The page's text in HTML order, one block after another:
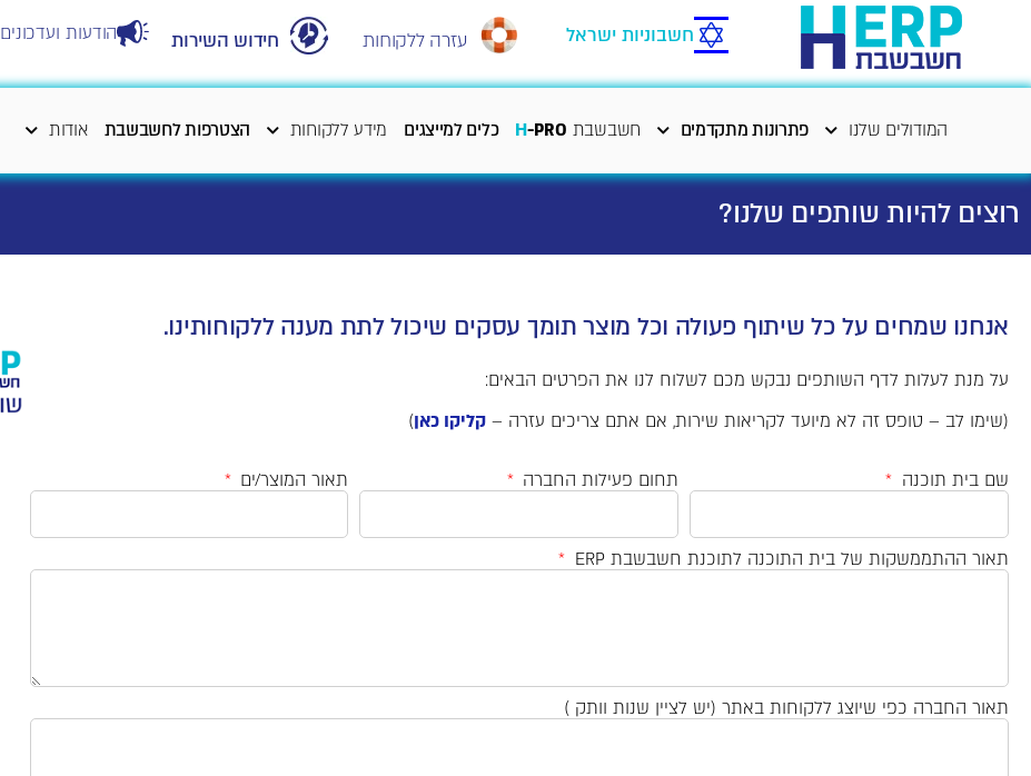
חשבוניות ישראל עזרה ללקוחות חידוש השירות הודעות ועדכונים
המודולים שלנו פתרונות מתקדמים חשבשבת H-PRO כלים למייצגים מידע ללקוחות הצטרפות לחשבשבת אודות
רוצים להיות שותפים שלנו?
אנחנו שמחים על כל שיתוף פעולה וכל מוצר תומך עסקים שיכול לתת מענה ללקוחותינו.
על מנת לעלות לדף השותפים נבקש מכם לשלוח לנו את הפרטים הבאים:
(שימו לב – טופס זה לא מיועד לקריאות שירות, אם אתם צריכים עזרה – קליקו כאן)
שם בית תוכנה תחום פעילות החברה תאור המוצר/ים
תאור ההתממשקות של בית התוכנה לתוכנת חשבשבת ERP
תאור החברה כפי שיוצג ללקוחות באתר (יש לציין שנות וותק )